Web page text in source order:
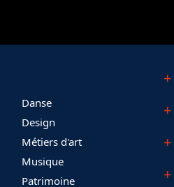
Danse
Design
Métiers d'art
Musique
Patrimoine